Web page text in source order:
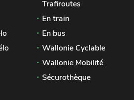
Trafiroutes
En train
En bus
Wallonie Cyclable
Wallonie Mobilité
Sécurothèque